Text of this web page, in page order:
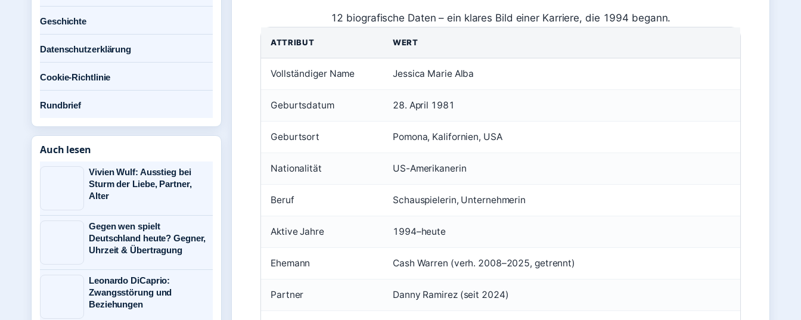
12 biografische Daten – ein klares Bild einer Karriere, die 1994 begann.
ATTRIBUT WERT
Vollständiger Name Jessica Marie Alba
Geburtsdatum 28. April 1981
Geburtsort Pomona, Kalifornien, USA
Nationalität US-Amerikanerin
Beruf Schauspielerin, Unternehmerin
Aktive Jahre 1994–heute
Ehemann Cash Warren (verh. 2008–2025, getrennt)
Partner Danny Ramirez (seit 2024)
Geschichte
Datenschutzerklärung
Cookie-Richtlinie
Rundbrief
Auch lesen
Vivien Wulf: Ausstieg bei
Sturm der Liebe, Partner,
Alter
Gegen wen spielt
Deutschland heute? Gegner,
Uhrzeit & Übertragung
Leonardo DiCaprio:
Zwangsstörung und
Beziehungen